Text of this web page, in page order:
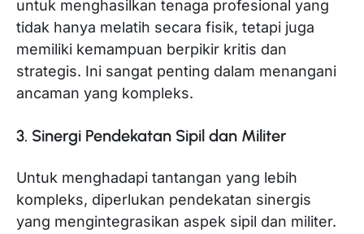
untuk menghasilkan tenaga profesional yang
tidak hanya melatih secara fisik, tetapi juga
memiliki kemampuan berpikir kritis dan
strategis. Ini sangat penting dalam menangani
ancaman yang kompleks.
3. Sinergi Pendekatan Sipil dan Militer
Untuk menghadapi tantangan yang lebih
kompleks, diperlukan pendekatan sinergis
yang mengintegrasikan aspek sipil dan militer.